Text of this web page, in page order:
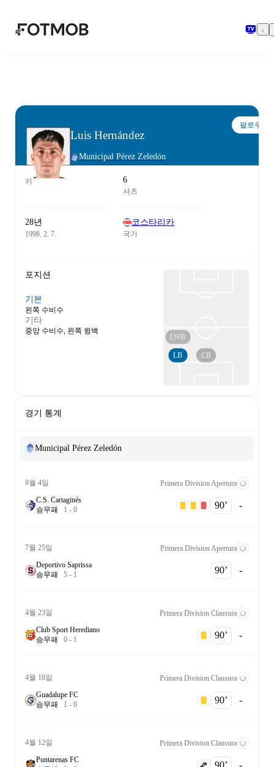
본문으로 건너뛰기
Luis Hernández
Municipal Pérez Zeledón
팔로우
키 6
셔츠
28년
1998. 2. 7.
코스타리카
국가
포지션
기본
왼쪽 수비수
기타
중앙 수비수, 왼쪽 윙백
CB
LB
LWB
경기 통계
Municipal Pérez Zeledón
8월 4일
Primera Division Apertura
C.S. Cartaginés
승무패 1 - 0 90‎’‎ -
7월 25일
Primera Division Apertura
Deportivo Saprissa
승무패 5 - 1 90‎’‎ -
4월 23일
Primera Division Clausura
Club Sport Herediano
승무패 0 - 1 90‎’‎ -
4월 18일
Primera Division Clausura
Guadalupe FC
승무패 1 - 0 90‎’‎ -
4월 12일
Primera Division Clausura
Puntarenas FC
90‎’‎ -